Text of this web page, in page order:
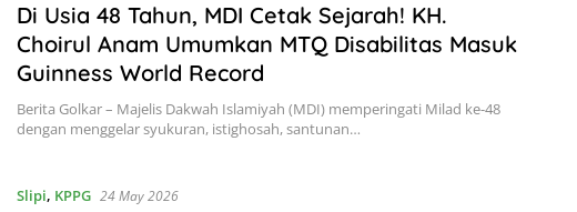
Di Usia 48 Tahun, MDI Cetak Sejarah! KH.
Choirul Anam Umumkan MTQ Disabilitas Masuk
Guinness World Record
Berita Golkar – Majelis Dakwah Islamiyah (MDI) memperingati Milad ke-48
dengan menggelar syukuran, istighosah, santunan…
Slipi, KPPG 24 May 2026